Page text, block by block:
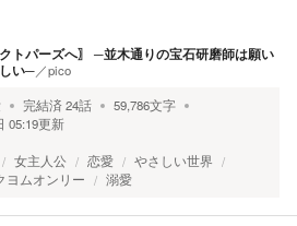
トパーズへ〗 ─並木通りの宝石研磨師は願い
い─／pico
完結済24話 59,786文字
05:19更新
女主人公 恋愛
やさしい世界
ヨムオンリー 溺愛